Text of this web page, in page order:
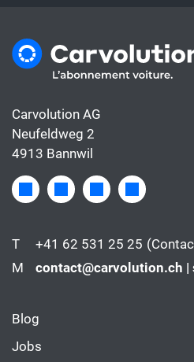
Carvolution AG
Neufeldweg 2
4913 Bannwil
T +41 62 531 25 25
M
contact@carvolution.ch
Blog
Jobs